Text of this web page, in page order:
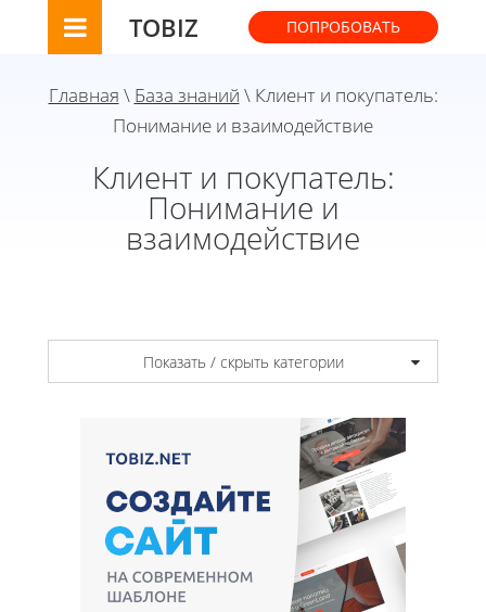
TOBIZ ПОПРОБОВАТЬ
Главная \ База знаний \ Клиент и покупатель:
Понимание и взаимодействие
Клиент и покупатель:
Понимание и
взаимодействие
Показать / скрыть категории